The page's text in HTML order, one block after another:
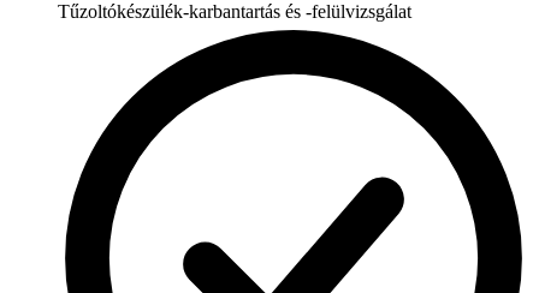
Tűzoltókészülék-karbantartás és -felülvizsgálat